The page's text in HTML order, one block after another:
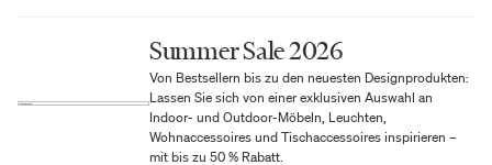
Summer Sale 2026
Von Bestsellern bis zu den neuesten Designprodukten:
Lassen Sie sich von einer exklusiven Auswahl an
Indoor- und Outdoor-Möbeln, Leuchten,
Wohnaccessoires und Tischaccessoires inspirieren –
mit bis zu 50 % Rabatt.